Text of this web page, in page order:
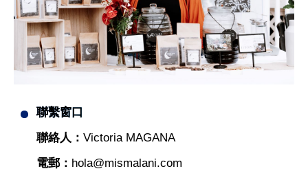
聯繫窗口
聯絡人： Victoria MAGANA
電郵： hola@mismalani.com